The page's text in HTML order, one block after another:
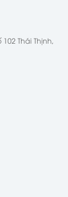
102 Thái Thịnh,